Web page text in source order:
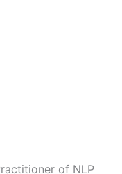
of NLP